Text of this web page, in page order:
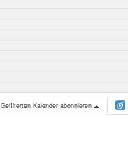
Gefilterten Kalender abonnieren